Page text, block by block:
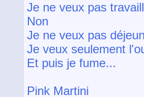
Je ne veux pas
Non
Je ne veux pas
Je veux seulement
Et puis je fume...
Pink Martini